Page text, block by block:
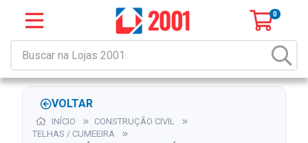
0
VOLTAR
INÍCIO
CONSTRUÇÃO CIVIL
TELHAS / CUMEEIRA